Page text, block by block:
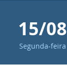
15/08
Segunda-feira